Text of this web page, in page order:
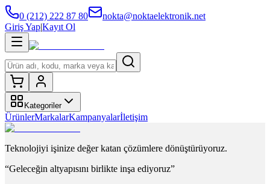
0 (212) 222 87 80
nokta@noktaelektronik.net
Giriş Yap|Kayıt Ol
Kategoriler
ÜrünlerMarkalarKampanyalarİletişim
Teknolojiyi işinize değer katan çözümlere dönüştürüyoruz.
“Geleceğin altyapısını birlikte inşa ediyoruz”